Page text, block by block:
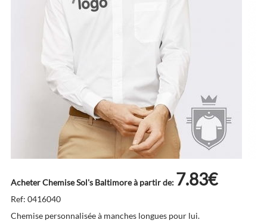
Acheter Chemise Sol's Baltimore à partir de: 7.83€
Ref: 0416040
Chemise personnalisée à manches longues pour lui.